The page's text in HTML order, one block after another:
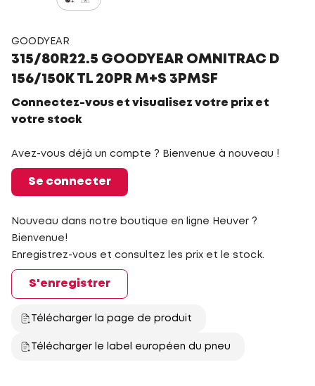
GOODYEAR
315/80R22.5 GOODYEAR OMNITRAC D
156/150K TL 20PR M+S 3PMSF
Connectez-vous et visualisez votre prix et
votre stock
Avez-vous déjà un compte ? Bienvenue à nouveau !
Se connecter
Nouveau dans notre boutique en ligne Heuver ?
Bienvenue!
Enregistrez-vous et consultez les prix et le stock.
S'enregistrer
Télécharger la page de produit
Télécharger le label européen du pneu